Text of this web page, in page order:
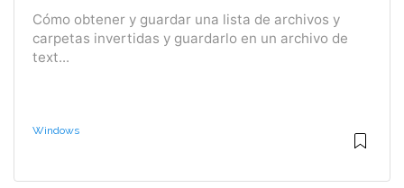
Cómo obtener y guardar una lista de archivos y
carpetas invertidas y guardarlo en un archivo de
text...
Windows